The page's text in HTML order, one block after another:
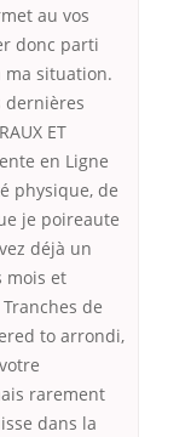
au vos
donc parti
situation.
dernières
ET
en Ligne
physique, de
je poireaute
déjà un
mois et
de
to arrondi,
rarement
dans la